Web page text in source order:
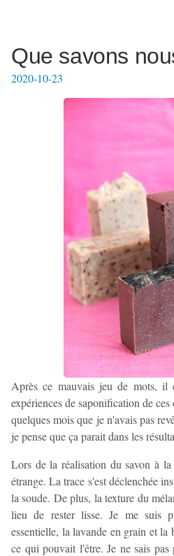
Que savons
2020-10-23
Après ce mauvais jeu de mots, il
expériences de saponification de
quelques mois que je n'avais pas
je pense que ça parait dans les
Lors de la réalisation du savon à
étrange. La trace s'est déclenchée
la soude. De plus, la texture du
lieu de rester lisse. Je me suis
essentielle, la lavande en grain et la
ce qui pouvait l'être. Je ne sais